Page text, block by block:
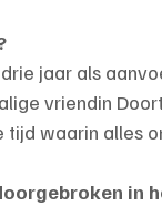
jaar als
vriendin
tijd waarin alles
in